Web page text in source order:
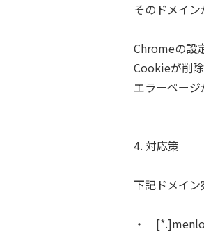
そのドメイ
Chromeの設
Cookieが削
エラーページ
4. 対応策
下記ドメイン
・